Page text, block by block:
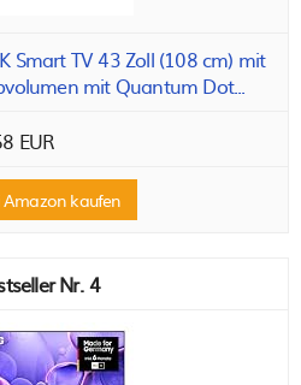
Smart TV 43 Zoll (108 cm) mit
mit Quantum Dot...
EUR
Amazon kaufen
4